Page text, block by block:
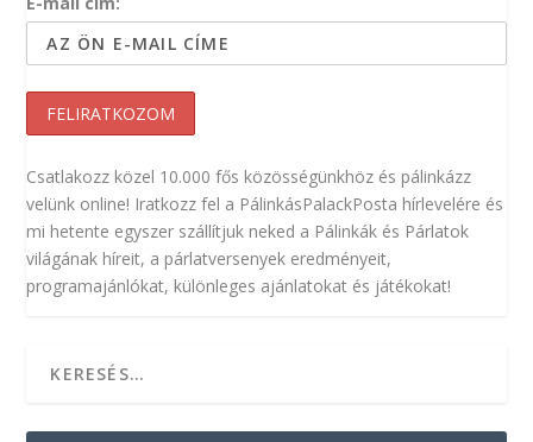
Csatlakozz közel 10.000 fős közösségünkhöz és pálinkázz
velünk online! Iratkozz fel a PálinkásPalackPosta hírlevelére és
mi hetente egyszer szállítjuk neked a Pálinkák és Párlatok
világának híreit, a párlatversenyek eredményeit,
programajánlókat, különleges ajánlatokat és játékokat!